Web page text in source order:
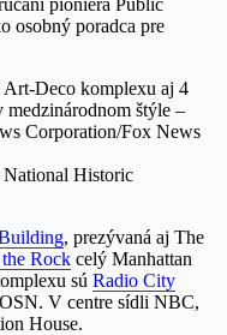
osobný poradca pre
Deco komplexu aj 4
medzinárodnom štýle –
Corporation/Fox News
Historic
, prezývaná aj The
Rock celý Manhattan
sú Radio City
V centre sídli NBC,
House.